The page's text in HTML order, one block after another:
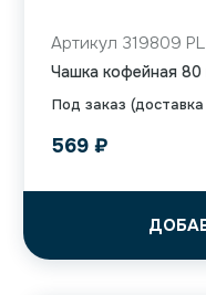
Под заказ
Артикул 319809
Чашка кофейная 80
569 ₽